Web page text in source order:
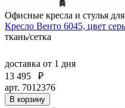
Офисные кресла и стулья
Кресло Венто 6045, цвет
ткань/сетка
доставка от 1 дня
13 495
₽
арт. 7012376
В корзину